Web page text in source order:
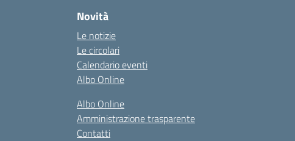
Novità
Le notizie
Le circolari
Calendario eventi
Albo Online
Albo Online
Amministrazione trasparente
Contatti